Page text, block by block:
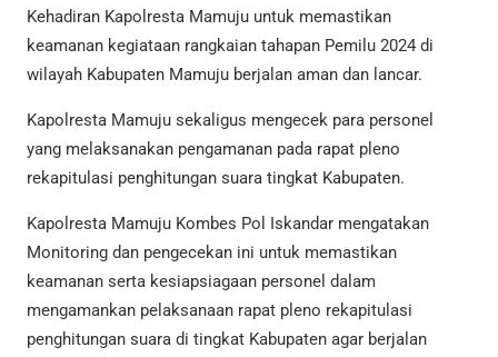
Kehadiran Kapolresta Mamuju untuk memastikan
keamanan kegiataan rangkaian tahapan Pemilu 2024 di
wilayah Kabupaten Mamuju berjalan aman dan lancar.
Kapolresta Mamuju sekaligus mengecek para personel
yang melaksanakan pengamanan pada rapat pleno
rekapitulasi penghitungan suara tingkat Kabupaten.
Kapolresta Mamuju Kombes Pol Iskandar mengatakan
Monitoring dan pengecekan ini untuk memastikan
keamanan serta kesiapsiagaan personel dalam
mengamankan pelaksanaan rapat pleno rekapitulasi
penghitungan suara di tingkat Kabupaten agar berjalan